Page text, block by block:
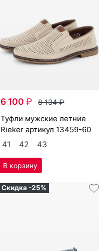
6 100₽ 8 134₽
туф­ли мужс­кие лет­ние
Ri­eker артикул 13459-60
41 42 43
Скидка -25%